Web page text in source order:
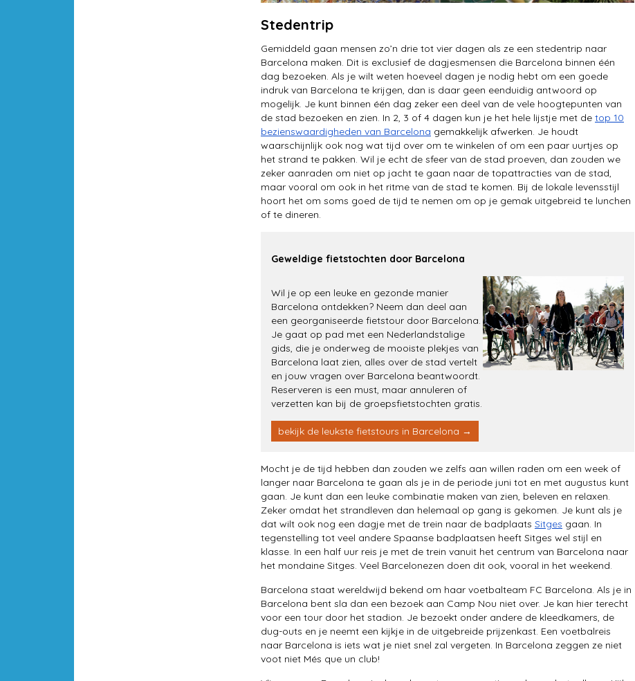
Stedentrip
Gemiddeld gaan mensen zo’n drie tot vier dagen als ze een stedentrip naar
Barcelona maken. Dit is exclusief de dagjesmensen die Barcelona binnen één
dag bezoeken. Als je wilt weten hoeveel dagen je nodig hebt om een goede
indruk van Barcelona te krijgen, dan is daar geen eenduidig antwoord op
mogelijk. Je kunt binnen één dag zeker een deel van de vele hoogtepunten van
de stad bezoeken en zien. In 2, 3 of 4 dagen kun je het hele lijstje met de top 10
bezienswaardigheden van Barcelona gemakkelijk afwerken. Je houdt
waarschijnlijk ook nog wat tijd over om te winkelen of om een paar uurtjes op
het strand te pakken. Wil je echt de sfeer van de stad proeven, dan zouden we
zeker aanraden om niet op jacht te gaan naar de topattracties van de stad,
maar vooral om ook in het ritme van de stad te komen. Bij de lokale levensstijl
hoort het om soms goed de tijd te nemen om op je gemak uitgebreid te lunchen
of te dineren.
Geweldige fietstochten door Barcelona
Wil je op een leuke en gezonde manier
Barcelona ontdekken? Neem dan deel aan
een georganiseerde fietstour door Barcelona.
Je gaat op pad met een Nederlandstalige
gids, die je onderweg de mooiste plekjes van
Barcelona laat zien, alles over de stad vertelt
en jouw vragen over Barcelona beantwoordt.
Reserveren is een must, maar annuleren of
verzetten kan bij de groepsfietstochten gratis.
bekijk de leukste fietstours in Barcelona →
Mocht je de tijd hebben dan zouden we zelfs aan willen raden om een week of
langer naar Barcelona te gaan als je in de periode juni tot en met augustus kunt
gaan. Je kunt dan een leuke combinatie maken van zien, beleven en relaxen.
Zeker omdat het strandleven dan helemaal op gang is gekomen. Je kunt als je
dat wilt ook nog een dagje met de trein naar de badplaats Sitges gaan. In
tegenstelling tot veel andere Spaanse badplaatsen heeft Sitges wel stijl en
klasse. In een half uur reis je met de trein vanuit het centrum van Barcelona naar
het mondaine Sitges. Veel Barcelonezen doen dit ook, vooral in het weekend.
Barcelona staat wereldwijd bekend om haar voetbalteam FC Barcelona. Als je in
Barcelona bent sla dan een bezoek aan Camp Nou niet over. Je kan hier terecht
voor een tour door het stadion. Je bezoekt onder andere de kleedkamers, de
dug-outs en je neemt een kijkje in de uitgebreide prijzenkast. Een voetbalreis
naar Barcelona is iets wat je niet snel zal vergeten. In Barcelona zeggen ze niet
voot niet Més que un club!